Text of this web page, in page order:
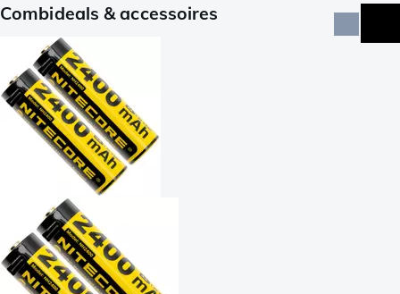
Combideals & accessoires